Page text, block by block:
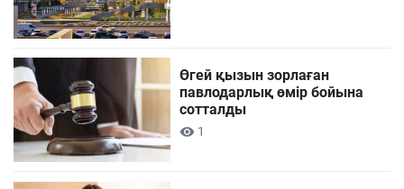
Өгей қызын зорлаған
павлодарлық өмір бойына
сотталды
1